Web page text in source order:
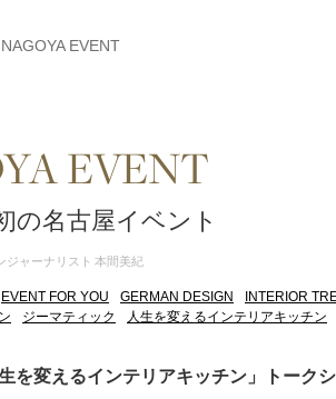
NAGOYA EVENT
EVENT
の名古屋イベント
ジャーナリスト 本間美紀
EVENT FOR YOU GERMAN DESIGN INTERIOR
ジーマティック 人生を変えるインテリアキッチン
を変えるインテリアキッチン」トーク